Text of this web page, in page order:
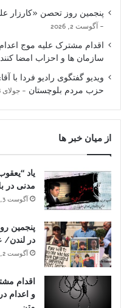
پنجمین روز تحصن «کارزار
آگوست 2, 2026
اقدام مشترک علیه موج
سازمان ها و احزاب امضا
ویدیو گفتگوی رادیو فردا
حزب مردم بلوچستان
جولای 28, 2026
از میان خبر ها
یاد
مدنی در
آگوست 3, 2026
پنجمین
در
آگوست 2, 2026
اقدام
و اعدام